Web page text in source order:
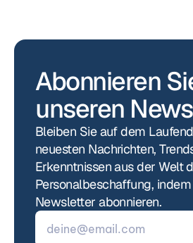
Abonnieren
unseren
Bleiben Sie auf dem
neuesten Nachrichten,
Erkenntnissen aus der Welt
Personalbeschaffung,
Newsletter abonnieren.